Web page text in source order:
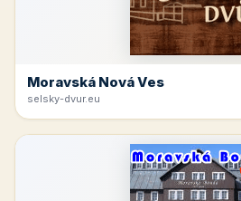
Moravská Nová Ves
selsky-dvur.eu